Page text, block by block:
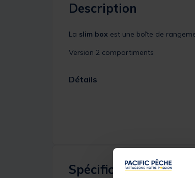
Description
La slim box est une boîte de
Version 2 compartiments
Détails
Spécifications